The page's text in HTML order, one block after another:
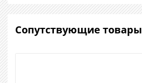
Сопутствующие товары